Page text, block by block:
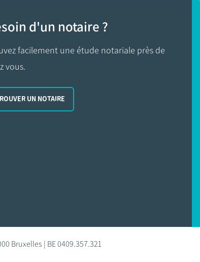
d'un notaire ?
facilement une étude notariale près de
vous.
UN NOTAIRE
Bruxelles | BE 0409.357.321